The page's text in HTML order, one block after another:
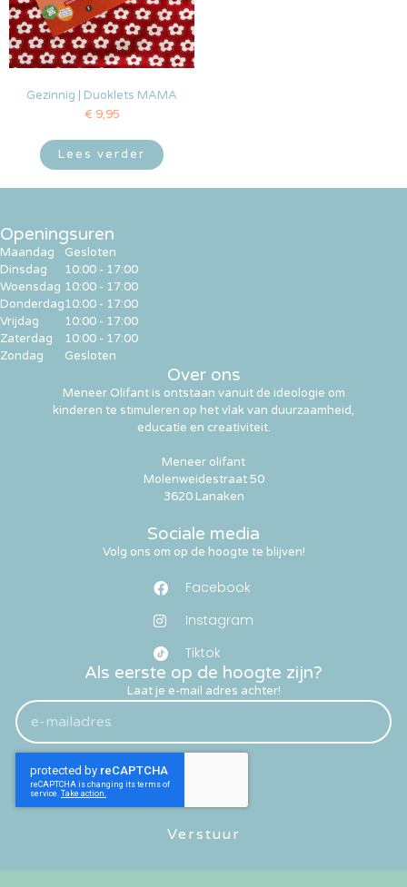
Gezinnig | Duoklets MAMA
€ 9,95
Lees verder
Als eerste op de hoogte zijn?
Laat je e-mail adres achter!
Verstuur
Sociale media
Volg ons om op de hoogte te blijven!
Facebook
Instagram
Tiktok
Over ons
Meneer Olifant is ontstaan vanuit de ideologie om
kinderen te stimuleren op het vlak van duurzaamheid,
educatie en creativiteit.
Meneer olifant
Molenweidestraat 50
3620 Lanaken
Openingsuren
Maandag
Dinsdag
Woensdag
Donderdag
Vrijdag
Zaterdag
Zondag
Gesloten
10:00 - 17:00
10:00 - 17:00
10:00 - 17:00
10:00 - 17:00
10:00 - 17:00
Gesloten